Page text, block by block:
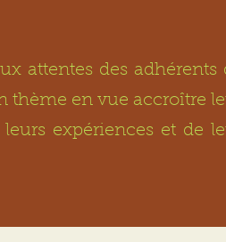
attentes des adhérents
thème en vue accroître
expériences et de